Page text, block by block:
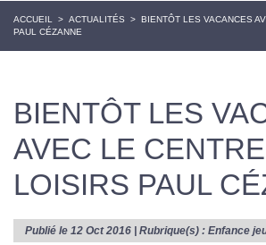
ACCUEIL > ACTUALITÉS > BIENTÔT LES VACANCES
PAUL CÉZANNE
BIENTÔT LES
AVEC LE
LOISIRS PAUL
Publié le 12 Oct 2016 | Rubrique(s) : Enfance